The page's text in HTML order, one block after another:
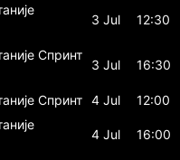
3 Jul 12:30
Спринт
3 Jul 16:30
Спринт 4 Jul
12:00
4 Jul 16:00